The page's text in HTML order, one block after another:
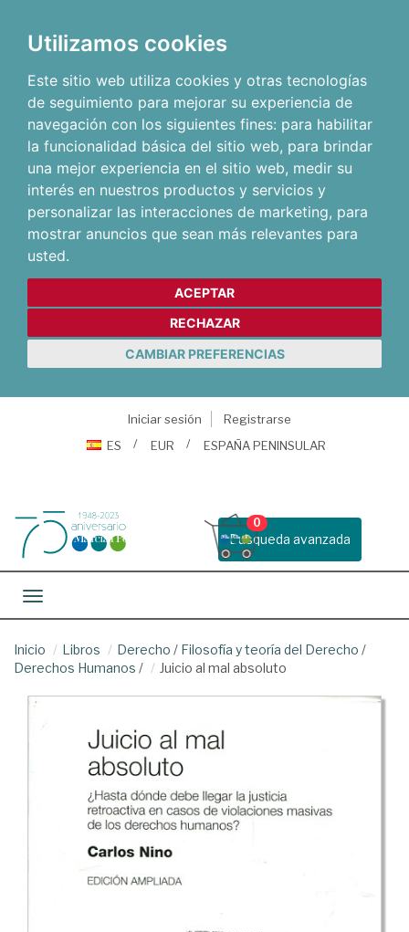
Utilizamos cookies
Este sitio web utiliza cookies y otras tecnologías
de seguimiento para mejorar su experiencia de
navegación con los siguientes fines: para habilitar
la funcionalidad básica del sitio web, para brindar
una mejor experiencia en el sitio web, medir su
interés en nuestros productos y servicios y
personalizar las interacciones de marketing, para
mostrar anuncios que sean más relevantes para
usted.
ACEPTAR
RECHAZAR
CAMBIAR PREFERENCIAS
Iniciar sesión
Registrarse
ES
EUR ESPAÑA PENINSULAR
Busqueda avanzada
0
Toggle navigation
Inicio Libros Derecho / Filosofía y teoría del Derecho /
Derechos Humanos / Juicio al mal absoluto